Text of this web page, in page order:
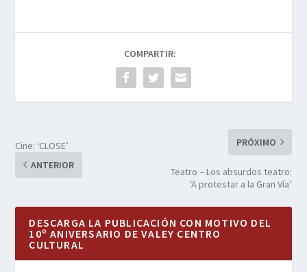
COMPARTIR:
Cine: ‘CLOSE’
ANTERIOR
PRÓXIMO
Teatro – Los absurdos teatro:
‘A protestar a la Gran Vía’
DESCARGA LA PUBLICACIÓN CON MOTIVO DEL
10º ANIVERSARIO DE VALEY CENTRO
CULTURAL